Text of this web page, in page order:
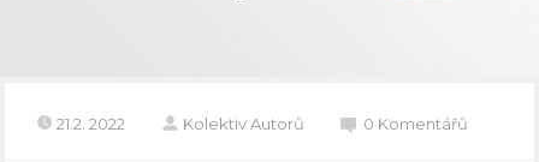
21.2. 2022 Kolektiv Autorů 0 Komentářů